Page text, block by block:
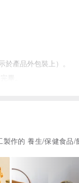
產品外包裝上）。
畢。
鉛、砷、鎘、汞）」
檢驗證明。
股份有限公司1516字
製作的 養生/保健食品/